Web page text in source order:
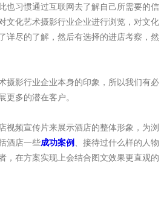
习惯通过互联网去了解自己所需要的信
文化艺术摄影行业企业进行浏览，对文化
详尽的了解，然后有选择的进店考察，然
影行业企业本身的印象，所以我们有必
多的潜在客户。
视频宣传片来展示酒店的整体形象，为浏
酒店一些成功案例 、接待过什么样的人物
，在方案实现上会结合图文效果更直观的